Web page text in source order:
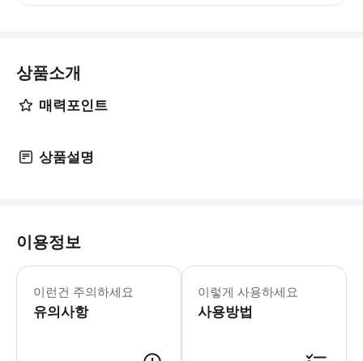
상품소개
매력포인트
상품설명
이용정보
이런건 주의하세요
유의사항
* 최신 운영시간은 를 참조하세요. *
* 프라하 성의 건축 양식과 내부 명
- Tip 위 장소(미팅 장소 섹션에서 확
이렇게 사용하세요
사용방법